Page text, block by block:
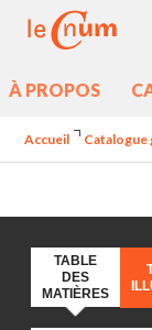
À PROPOS
Accueil Catalogue
TABLE
DES
MATIÈRES